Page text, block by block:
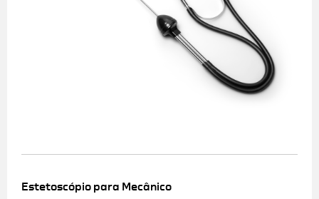
Estetoscópio para Mecânico